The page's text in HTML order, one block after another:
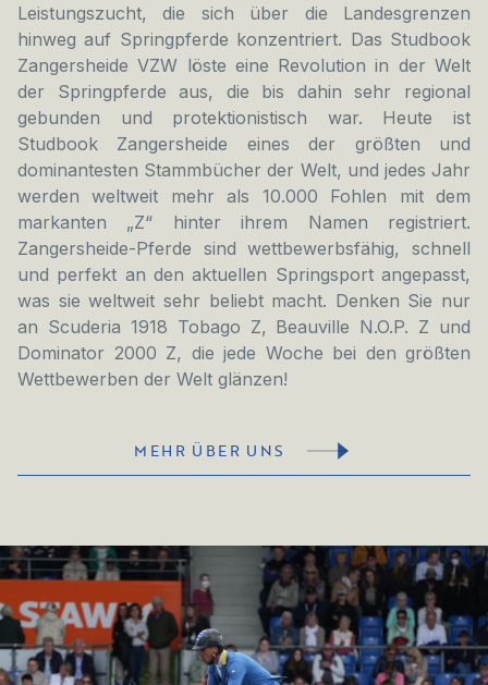
Leistungszucht, die sich über die Landesgrenzen
hinweg auf Springpferde konzentriert. Das Studbook
Zangersheide VZW löste eine Revolution in der Welt
der Springpferde aus, die bis dahin sehr regional
gebunden und protektionistisch war. Heute ist
Studbook Zangersheide eines der größten und
dominantesten Stammbücher der Welt, und jedes Jahr
werden weltweit mehr als 10.000 Fohlen mit dem
markanten „Z“ hinter ihrem Namen registriert.
Zangersheide-Pferde sind wettbewerbsfähig, schnell
und perfekt an den aktuellen Springsport angepasst,
was sie weltweit sehr beliebt macht. Denken Sie nur
an Scuderia 1918 Tobago Z, Beauville N.O.P. Z und
Dominator 2000 Z, die jede Woche bei den größten
Wettbewerben der Welt glänzen!
MEHR ÜBER UNS